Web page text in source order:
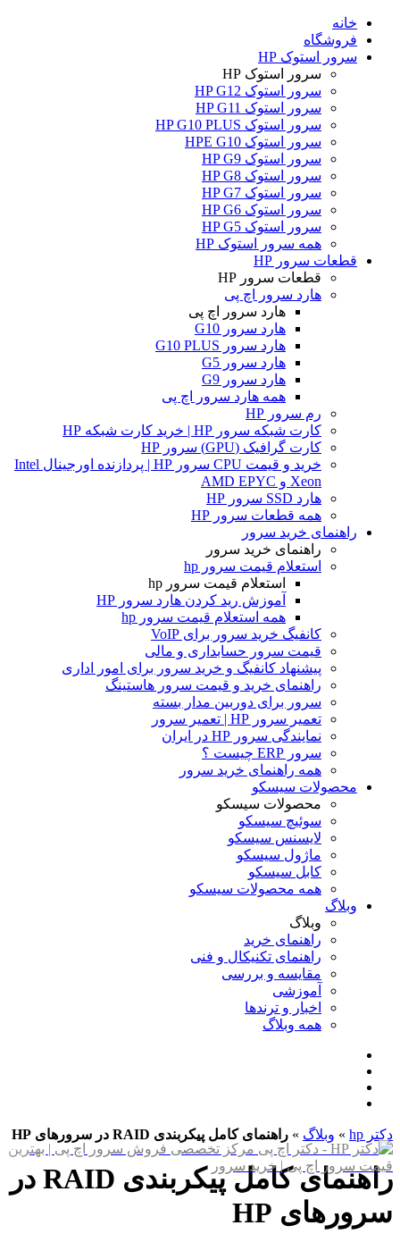
خانه
فروشگاه
سرور استوک HP
سرور استوک HP
سرور استوک HP G12
سرور استوک HP G11
سرور استوک HP G10 PLUS
سرور استوک HPE G10
سرور استوک HP G9
سرور استوک HP G8
سرور استوک HP G7
سرور استوک HP G6
سرور استوک HP G5
همه سرور استوک HP
قطعات سرور HP
قطعات سرور HP
هارد سرور اچ پی
هارد سرور اچ پی
هارد سرور G10
هارد سرور G10 PLUS
هارد سرور G5
هارد سرور G9
همه هارد سرور اچ پی
رم سرور HP
کارت شبکه سرور HP | خرید کارت شبکه HP
کارت گرافیک (GPU) سرور HP
خرید و قیمت CPU سرور HP | پردازنده اورجینال Intel
Xeon و AMD EPYC
هارد SSD سرور HP
همه قطعات سرور HP
راهنمای خرید سرور
راهنمای خرید سرور
استعلام قیمت سرور hp
استعلام قیمت سرور hp
آموزش ريد كردن هارد سرور HP
همه استعلام قیمت سرور hp
کانفیگ خرید سرور برای VoIP
قیمت سرور حسابداری و مالی
پیشنهاد کانفیگ و خرید سرور برای امور اداری
راهنمای خرید و قیمت سرور هاستینگ
سرور برای دوربین مدار بسته
تعمیر سرور HP | تعمیر سرور
نمایندگی سرور HP در ایران
سرور ERP چیست ؟
همه راهنمای خرید سرور
محصولات سیسکو
محصولات سیسکو
سوئیچ سیسکو
لایسنس سیسکو
ماژول سیسکو
کابل سیسکو
همه محصولات سیسکو
وبلاگ
وبلاگ
راهنمای خرید
راهنمای تکنیکال و فنی
مقایسه و بررسی
آموزشی
اخبار و ترندها
همه وبلاگ
دکتر hp » وبلاگ » راهنمای کامل پیکربندی RAID در سرورهای HP
راهنمای کامل پیکربندی RAID در
سرورهای HP